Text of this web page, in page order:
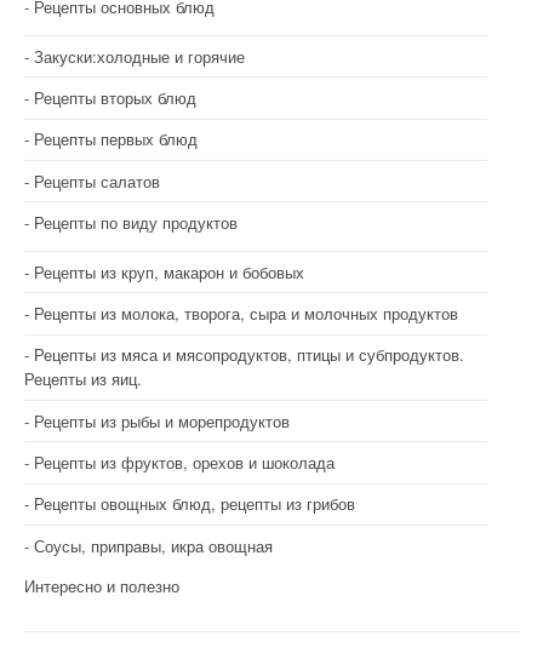
Рецепты основных блюд
Закуски:холодные и горячие
Рецепты вторых блюд
Рецепты первых блюд
Рецепты салатов
Рецепты по виду продуктов
Рецепты из круп, макарон и бобовых
Рецепты из молока, творога, сыра и молочных продуктов
Рецепты из мяса и мясопродуктов, птицы и субпродуктов.
Рецепты из яиц.
Рецепты из рыбы и морепродуктов
Рецепты из фруктов, орехов и шоколада
Рецепты овощных блюд, рецепты из грибов
Соусы, приправы, икра овощная
Интересно и полезно